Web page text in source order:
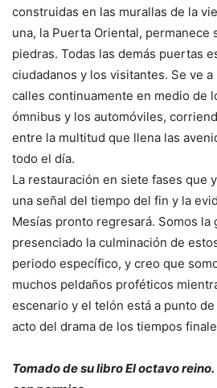
construidas en las murallas de la
una, la Puerta Oriental, permanece
piedras. Todas las demás puertas
ciudadanos y los visitantes. Se ve
calles continuamente en medio de
ómnibus y los automóviles,
entre la multitud que llena las
todo el día.
La restauración en siete fases que
una señal del tiempo del fin y la
Mesías pronto regresará. Somos la
presenciado la culminación de
periodo específico, y creo que
muchos peldaños proféticos
escenario y el telón está a punto
acto del drama de los tiempos
Tomado de su libro El octavo